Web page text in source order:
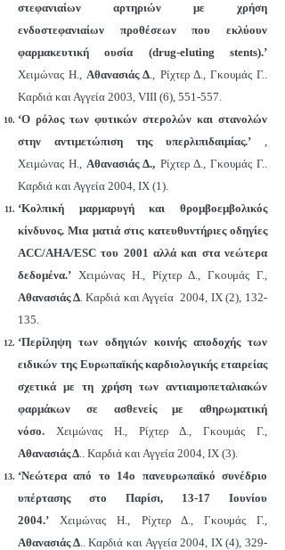
στεφανιαίων αρτηριών με χρήση
ενδοστεφανιαίων προθέσεων που εκλύουν
φαρμακευτική ουσία (drug-eluting stents).’
Χειμώνας Η.,Αθανασιάς Δ., Ρίχτερ Δ., Γκουμάς Γ..
Καρδιά και Αγγεία 2003, VIII (6), 551-557.
‘O ρόλος των φυτικών στερολών και στανολών
στην αντιμετώπιση της υπερλιπιδαιμίας.’ ,
Χειμώνας Η.,Αθανασιάς Δ., Ρίχτερ Δ., Γκουμάς Γ..
Καρδιά και Αγγεία 2004, IΧ (1).
‘Κολπική μαρμαρυγή και θρομβοεμβολικός
κίνδυνος. Μια ματιά στις κατευθυντήριες οδηγίες
ACC/AHA/ESC του 2001 αλλά και στα νεώτερα
δεδομένα.’ Χειμώνας Η., Ρίχτερ Δ., Γκουμάς Γ.,
Αθανασιάς Δ. Καρδιά και Αγγεία 2004, IΧ (2), 132-
135.
‘Περίληψη των οδηγιών κοινής αποδοχής των
ειδικών της Ευρωπαϊκής καρδιολογικής εταιρείας
σχετικά με τη χρήση των αντιαιμοπεταλιακών
φαρμάκων σε ασθενείς με αθηρωματική
νόσο. Χειμώνας Η., Ρίχτερ Δ., Γκουμάς Γ.,
Αθανασιάς Δ.. Καρδιά και Αγγεία 2004, IΧ (3).
‘Νεώτερα από το 14ο πανευρωπαϊκό συνέδριο
υπέρτασης στο Παρίσι, 13-17 Ιουνίου
2004.’ Χειμώνας Η., Ρίχτερ Δ., Γκουμάς Γ.,
Αθανασιάς Δ.. Καρδιά και Αγγεία 2004, IΧ (4), 329-